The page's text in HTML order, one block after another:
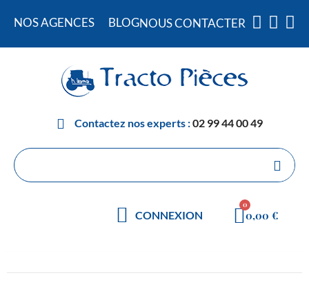
NOS AGENCES BLOGNOUS CONTACTER
Contactez nos experts :02 99 44 00 49
CONNEXION 0,00 €